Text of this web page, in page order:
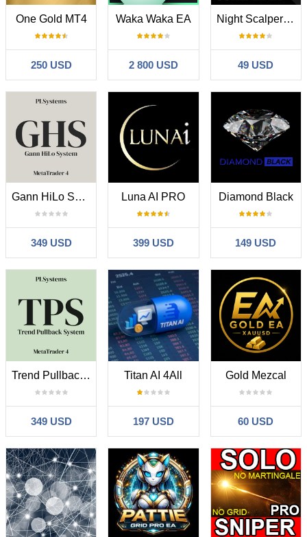
One Gold MT4
250 USD
Waka Waka EA
2 800 USD
Night Scalper EA
49 USD
Gann HiLo System MT4
349 USD
Luna AI PRO
399 USD
Diamond Black
149 USD
Trend Pullback System MT4
349 USD
Titan AI 4All
197 USD
Gold Mezcal
60 USD